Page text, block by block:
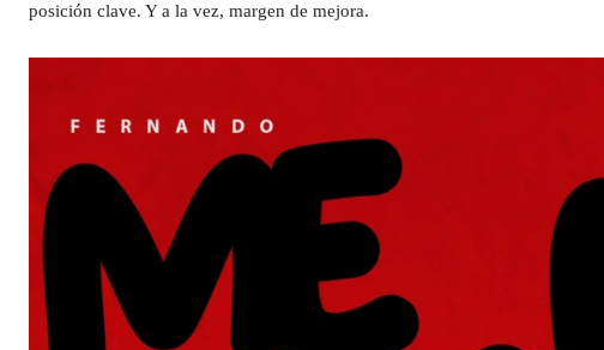
posición clave. Y a la vez, margen de mejora.